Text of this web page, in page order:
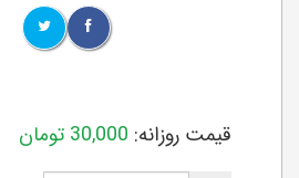
قیمت روزانه: 30,000 تومان